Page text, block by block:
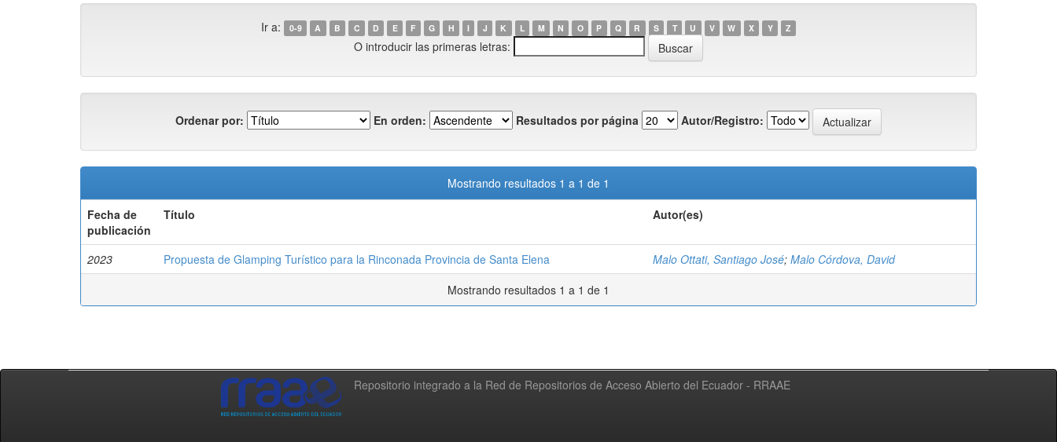
Ir a: 0-9 A B C D E F G H I J K L M N O P Q R S T U V W X Y Z
O introducir las primeras letras:
Ordenar por: En orden: Resultados por página Autor/Registro:
Mostrando resultados 1 a 1 de 1
Fecha de
publicación
Título Autor(es)
2023 Propuesta de Glamping Turístico para la Rinconada Provincia de Santa Elena Malo Ottati, Santiago José; Malo Córdova, David
Mostrando resultados 1 a 1 de 1
Repositorio integrado a la Red de Repositorios de Acceso Abierto del Ecuador - RRAAE